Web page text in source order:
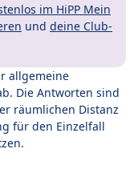
im HiPP Mein
und deine Club-
allgemeine
Die Antworten sind
räumlichen Distanz
für den Einzelfall